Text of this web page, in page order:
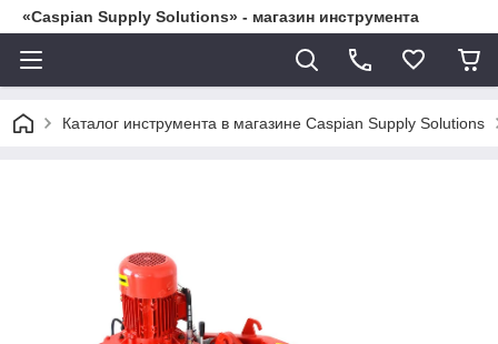
«Caspian Supply Solutions» - магазин инструмента
Каталог инструмента в магазине Caspian Supply Solutions